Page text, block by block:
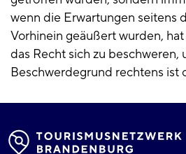
wenn die Erwartungen seitens
Vorhinein geäußert wurden,
das Recht sich zu beschweren,
Beschwerdegrund rechtens ist